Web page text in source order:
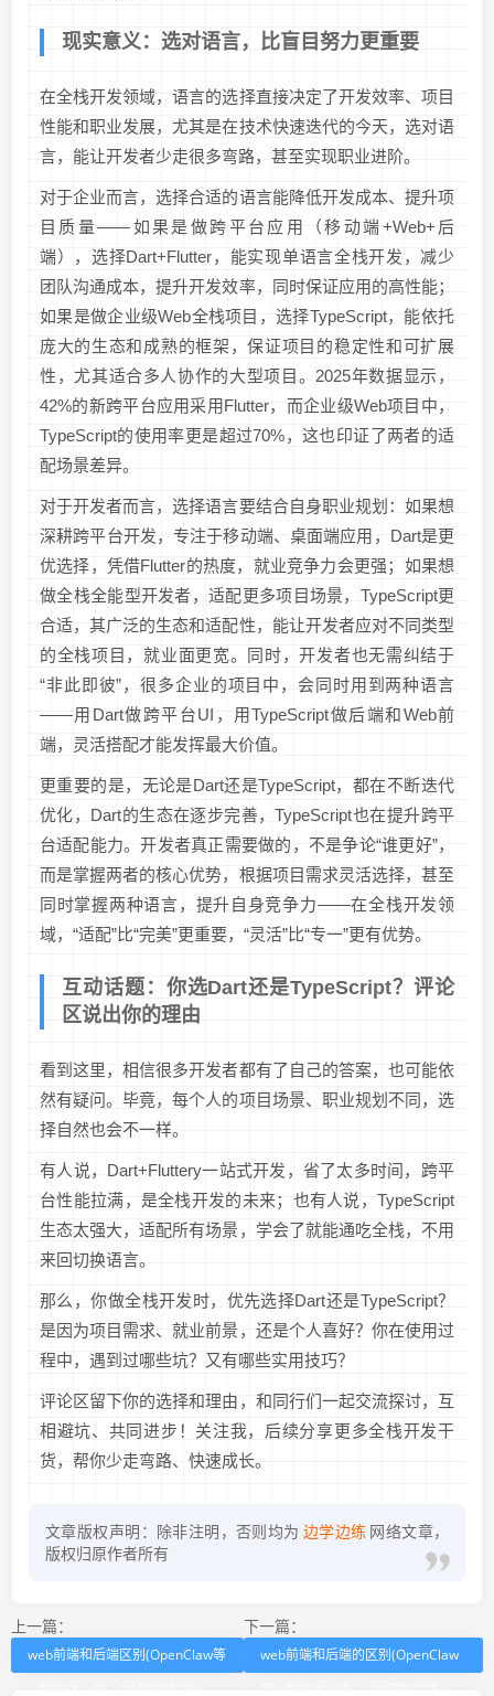
现实意义：选对语言，比盲目努力更重要
在全栈开发领域，语言的选择直接决定了开发效率、项目
性能和职业发展，尤其是在技术快速迭代的今天，选对语
言，能让开发者少走很多弯路，甚至实现职业进阶。
对于企业而言，选择合适的语言能降低开发成本、提升项
目质量——如果是做跨平台应用（移动端+Web+后
端），选择Dart+Flutter，能实现单语言全栈开发，减少
团队沟通成本，提升开发效率，同时保证应用的高性能；
如果是做企业级Web全栈项目，选择TypeScript，能依托
庞大的生态和成熟的框架，保证项目的稳定性和可扩展
性，尤其适合多人协作的大型项目。2025年数据显示，
42%的新跨平台应用采用Flutter，而企业级Web项目中，
TypeScript的使用率更是超过70%，这也印证了两者的适
配场景差异。
对于开发者而言，选择语言要结合自身职业规划：如果想
深耕跨平台开发，专注于移动端、桌面端应用，Dart是更
优选择，凭借Flutter的热度，就业竞争力会更强；如果想
做全栈全能型开发者，适配更多项目场景，TypeScript更
合适，其广泛的生态和适配性，能让开发者应对不同类型
的全栈项目，就业面更宽。同时，开发者也无需纠结于
“非此即彼”，很多企业的项目中，会同时用到两种语言
——用Dart做跨平台UI，用TypeScript做后端和Web前
端，灵活搭配才能发挥最大价值。
更重要的是，无论是Dart还是TypeScript，都在不断迭代
优化，Dart的生态在逐步完善，TypeScript也在提升跨平
台适配能力。开发者真正需要做的，不是争论“谁更好”，
而是掌握两者的核心优势，根据项目需求灵活选择，甚至
同时掌握两种语言，提升自身竞争力——在全栈开发领
域，“适配”比“完美”更重要，“灵活”比“专一”更有优势。
互动话题：你选Dart还是TypeScript？评论
区说出你的理由
看到这里，相信很多开发者都有了自己的答案，也可能依
然有疑问。毕竟，每个人的项目场景、职业规划不同，选
择自然也会不一样。
有人说，Dart+Fluttery一站式开发，省了太多时间，跨平
台性能拉满，是全栈开发的未来；也有人说，TypeScript
生态太强大，适配所有场景，学会了就能通吃全栈，不用
来回切换语言。
那么，你做全栈开发时，优先选择Dart还是TypeScript？
是因为项目需求、就业前景，还是个人喜好？你在使用过
程中，遇到过哪些坑？又有哪些实用技巧？
评论区留下你的选择和理由，和同行们一起交流探讨，互
相避坑、共同进步！关注我，后续分享更多全栈开发干
货，帮你少走弯路、快速成长。
文章版权声明：除非注明，否则均为 边学边练 网络文章，
版权归原作者所有
上一篇：
web前端和后端区别(OpenClaw等
下一篇：
web前端和后端的区别(OpenClaw